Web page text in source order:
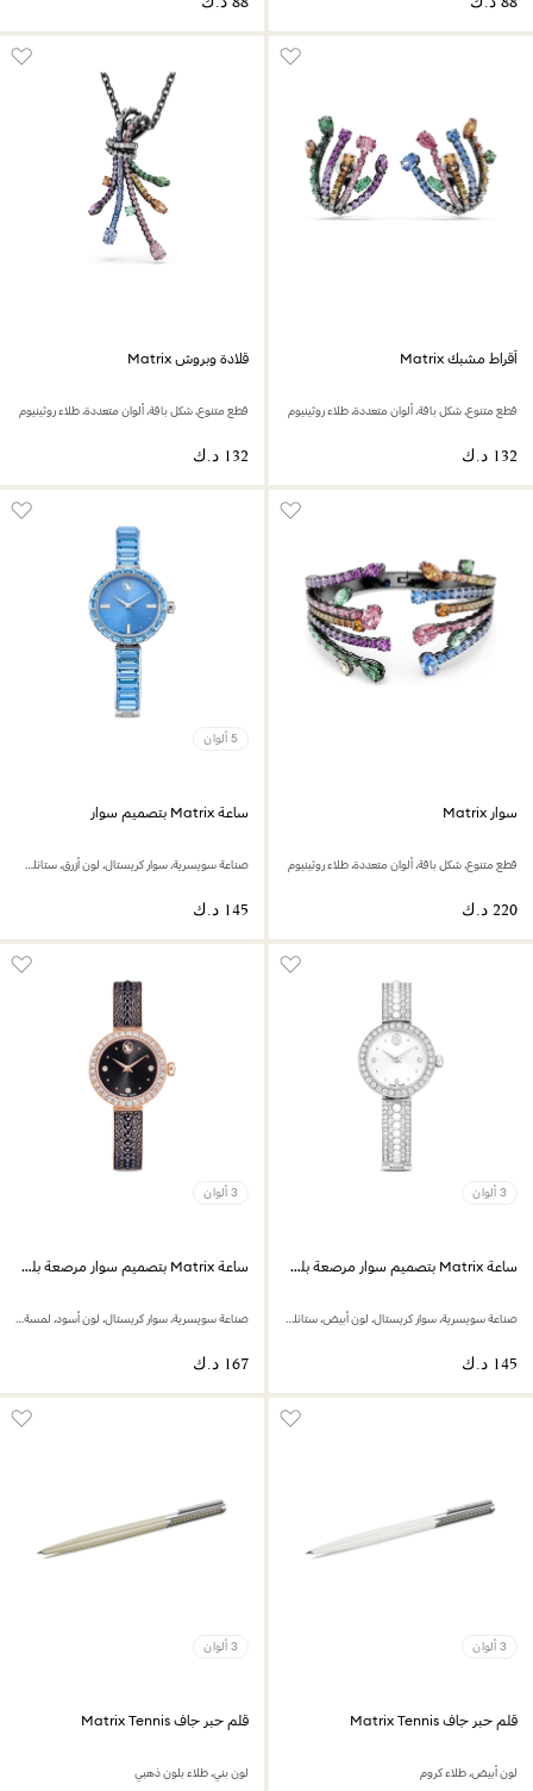
أقراط مشبك Matrix
قطع متنوع، شكل باقة، ألوان متعددة، طلاء روثينيوم
قلادة وبروش Matrix
قطع متنوع، شكل باقة، ألوان متعددة، طلاء روثينيوم
سوار Matrix
قطع متنوع، شكل باقة، ألوان متعددة، طلاء روثينيوم
5 ألوان
ساعة Matrix بتصميم سوار
صناعة سويسرية، سوار كريستال، لون أزرق، ستانلس ستيل
3 ألوان
ساعة Matrix بتصميم سوار مرصعة بلؤلؤ كريستال
صناعة سويسرية، سوار كريستال، لون أبيض، ستانلس ستيل
3 ألوان
ساعة Matrix بتصميم سوار مرصعة بلؤلؤ كريستال
صناعة سويسرية، سوار كريستال، لون أسود، لمسة نهائية بلون ذهبي وردي
3 ألوان
قلم حبر جاف Matrix Tennis
لون أبيض، طلاء كروم
3 ألوان
قلم حبر جاف Matrix Tennis
لون بني، طلاء بلون ذهبي